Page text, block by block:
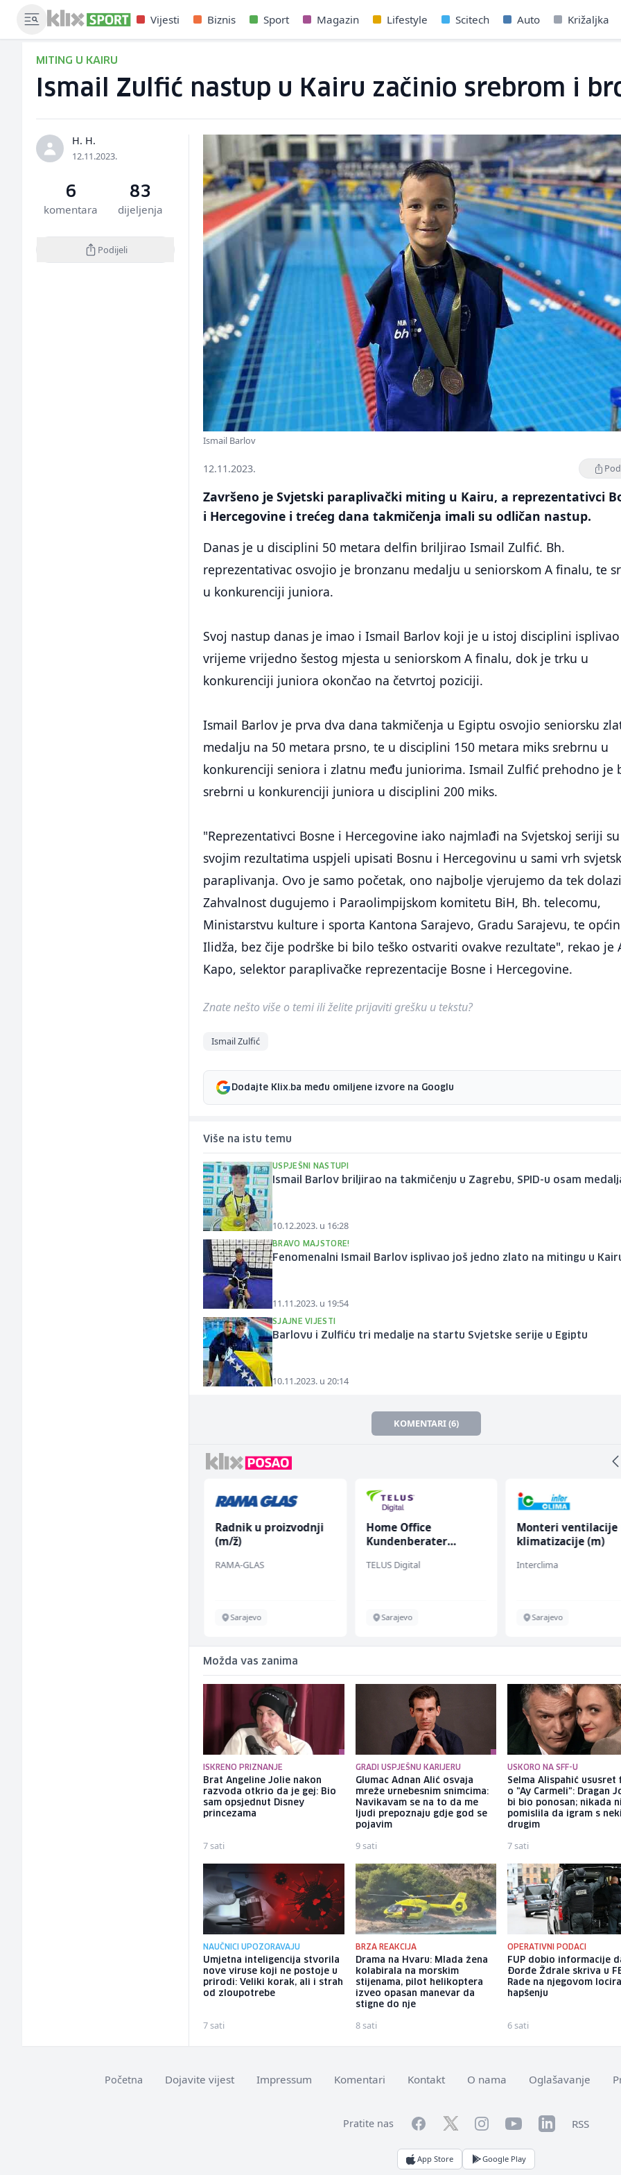
Vijesti Biznis Sport Magazin Lifestyle Scitech Auto Križaljka
MITING U KAIRU
Ismail Zulfić nastup u Kairu začinio srebrom i
H. H.
12.11.2023.
6
komentara
83
dijeljenja
Podijeli
Ismail Barlov
12.11.2023.
Završeno je Svjetski paraplivački miting u Kairu, a reprezentativci
i Hercegovine i trećeg dana takmičenja imali su odličan nastup.
Danas je u disciplini 50 metara delfin briljirao Ismail Zulfić. Bh.
reprezentativac osvojio je bronzanu medalju u seniorskom A finalu, te
u konkurenciji juniora.
Svoj nastup danas je imao i Ismail Barlov koji je u istoj disciplini isplivao
vrijeme vrijedno šestog mjesta u seniorskom A finalu, dok je trku u
konkurenciji juniora okončao na četvrtoj poziciji.
Ismail Barlov je prva dva dana takmičenja u Egiptu osvojio seniorsku
medalju na 50 metara prsno, te u disciplini 150 metara miks srebrnu u
konkurenciji seniora i zlatnu među juniorima. Ismail Zulfić prehodno je
srebrni u konkurenciji juniora u disciplini 200 miks.
"Reprezentativci Bosne i Hercegovine iako najmlađi na Svjetskoj seriji su
svojim rezultatima uspjeli upisati Bosnu i Hercegovinu u sami vrh
paraplivanja. Ovo je samo početak, ono najbolje vjerujemo da tek
Zahvalnost dugujemo i Paraolimpijskom komitetu BiH, Bh. telecomu,
Ministarstvu kulture i sporta Kantona Sarajevo, Gradu Sarajevu, te
Ilidža, bez čije podrške bi bilo teško ostvariti ovakve rezultate", rekao je
Kapo, selektor paraplivačke reprezentacije Bosne i Hercegovine.
Znate nešto više o temi ili želite prijaviti grešku u tekstu?
Ismail Zulfić
Dodajte Klix.ba među omiljene izvore na Googlu
Više na istu temu
USPJEŠNI NASTUPI
Ismail Barlov briljirao na takmičenju u Zagrebu, SPID-u osam
10.12.2023. u 16:28
BRAVO MAJSTORE!
Fenomenalni Ismail Barlov isplivao još jedno zlato na mitingu u
11.11.2023. u 19:54
SJAJNE VIJESTI
Barlovu i Zulfiću tri medalje na startu Svjetske serije u Egiptu
10.11.2023. u 20:14
KOMENTARI (6)
Radnik u proizvodnji
(m/ž)
RAMA-GLAS
Sarajevo
Home Office
Kundenberater
TELUS Digital
Sarajevo
Monteri ventilacije
klimatizacije (m)
Interclima
Sarajevo
Možda vas zanima
ISKRENO PRIZNANJE
Brat Angeline Jolie nakon
razvoda otkrio da je gej: Bio
sam opsjednut Disney
princezama
7 sati
GRADI USPJEŠNU KARIJERU
Glumac Adnan Alić osvaja
mreže urnebesnim snimcima:
Navikavam se na to da me
ljudi prepoznaju gdje god se
pojavim
9 sati
USKORO NA SFF-U
Selma Alispahić ususret
o "Ay Carmeli": Dragan
bi bio ponosan; nikada
pomislila da igram s
drugim
7 sati
NAUČNICI UPOZORAVAJU
Umjetna inteligencija stvorila
nove viruse koji ne postoje u
prirodi: Veliki korak, ali i strah
od zloupotrebe
7 sati
BRZA REAKCIJA
Drama na Hvaru: Mlada žena
kolabirala na morskim
stijenama, pilot helikoptera
izveo opasan manevar da
stigne do nje
8 sati
OPERATIVNI PODACI
FUP dobio informacije
Đorđe Ždrale skriva u
Rade na njegovom
hapšenju
6 sati
Početna Dojavite vijest Impressum Komentari Kontakt O nama Oglašavanje
Pratite nas FacebookTwitterInstagramYouTubeLinkedInRSS
App Store Google Play